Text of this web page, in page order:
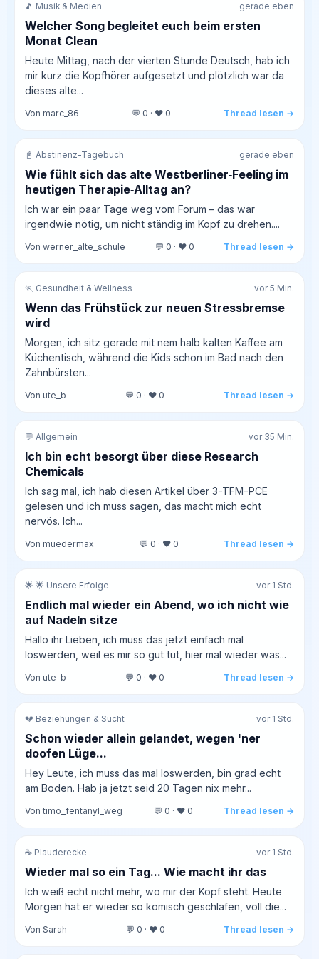
🎵 Musik & Medien gerade eben
Welcher Song begleitet euch beim ersten
Monat Clean
Heute Mittag, nach der vierten Stunde Deutsch, hab ich
mir kurz die Kopfhörer aufgesetzt und plötzlich war da
dieses alte...
Von marc_86 💬 0 · ❤️ 0 Thread lesen →
📓 Abstinenz-Tagebuch gerade eben
Wie fühlt sich das alte Westberliner‑Feeling im
heutigen Therapie‑Alltag an?
Ich war ein paar Tage weg vom Forum – das war
irgendwie nötig, um nicht ständig im Kopf zu drehen....
Von werner_alte_schule 💬 0 · ❤️ 0 Thread lesen →
🏃 Gesundheit & Wellness vor 5 Min.
Wenn das Frühstück zur neuen Stressbremse
wird
Morgen, ich sitz gerade mit nem halb kalten Kaffee am
Küchentisch, während die Kids schon im Bad nach den
Zahnbürsten...
Von ute_b 💬 0 · ❤️ 0 Thread lesen →
💬 Allgemein vor 35 Min.
Ich bin echt besorgt über diese Research
Chemicals
Ich sag mal, ich hab diesen Artikel über 3-TFM-PCE
gelesen und ich muss sagen, das macht mich echt
nervös. Ich...
Von muedermax 💬 0 · ❤️ 0 Thread lesen →
🌟 🌟 Unsere Erfolge vor 1 Std.
Endlich mal wieder ein Abend, wo ich nicht wie
auf Nadeln sitze
Hallo ihr Lieben, ich muss das jetzt einfach mal
loswerden, weil es mir so gut tut, hier mal wieder was...
Von ute_b 💬 0 · ❤️ 0 Thread lesen →
💔 Beziehungen & Sucht vor 1 Std.
Schon wieder allein gelandet, wegen 'ner
doofen Lüge...
Hey Leute, ich muss das mal loswerden, bin grad echt
am Boden. Hab ja jetzt seid 20 Tagen nix mehr...
Von timo_fentanyl_weg 💬 0 · ❤️ 0 Thread lesen →
☕ Plauderecke vor 1 Std.
Wieder mal so ein Tag... Wie macht ihr das
Ich weiß echt nicht mehr, wo mir der Kopf steht. Heute
Morgen hat er wieder so komisch geschlafen, voll die...
Von Sarah 💬 0 · ❤️ 0 Thread lesen →